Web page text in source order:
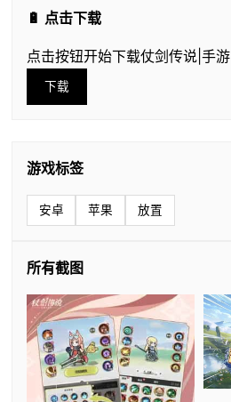
🔋 点击下载
点击按钮开始下载仗剑传说|手游
下载
游戏标签
安卓 苹果 放置
所有截图